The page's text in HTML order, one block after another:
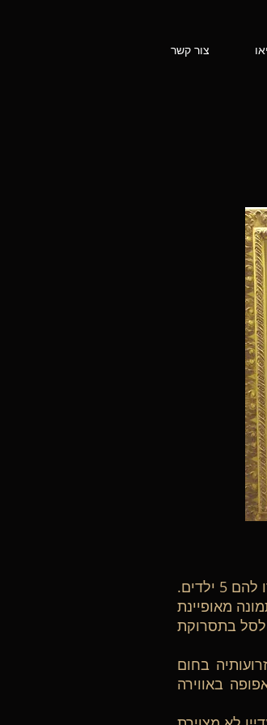
צור קשר
הגילאים שביניהם, בני בזוג היו מאושרים יחד והם חוו אהבה ותשוקה הדדית, ואושרם אף העצים לאחר שנולדו להם 5 ילדים.
מאופיינת
בתסרוקת
בחום
באווירה